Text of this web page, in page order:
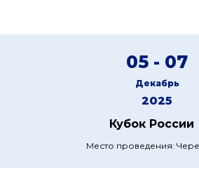
05 - 07
Декабрь
2025
Кубок России
Место проведения: